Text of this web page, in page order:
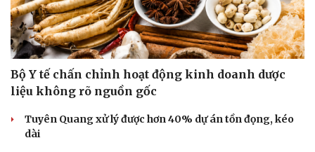
Cải chính
Bộ Y tế chấn chỉnh hoạt động kinh doanh dược
liệu không rõ nguồn gốc
Tuyên Quang xử lý được hơn 40% dự án tồn đọng, kéo
dài